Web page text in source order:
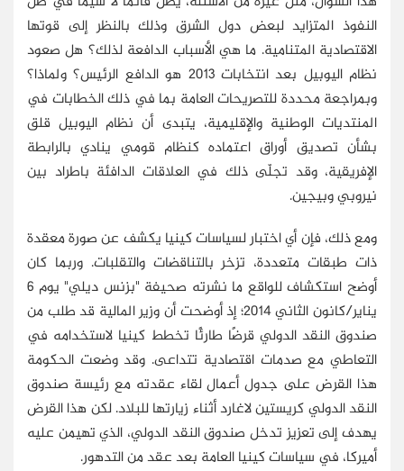
النفوذ المتزايد لبعض دول الشرق وذلك بالنظر إلى قوتها
الاقتصادية المتنامية. ما هي الأسباب الدافعة لذلك؟ هل صعود
نظام اليوبيل بعد انتخابات 2013 هو الدافع الرئيس؟ ولماذا؟
وبمراجعة محددة للتصريحات العامة بما في ذلك الخطابات في
المنتديات الوطنية والإقليمية، يتبدى أن نظام اليوبيل قلق
بشأن تصديق أوراق اعتماده كنظام قومي ينادي بالرابطة
الإفريقية، وقد تجلّى ذلك في العلاقات الدافئة باطراد بين
نيروبي وبيجين.
ومع ذلك، فإن أي اختبار لسياسات كينيا يكشف عن صورة معقدة
ذات طبقات متعددة، تزخر بالتناقضات والتقلبات. وربما كان
أوضح استكشاف للواقع ما نشرته صحيفة "بزنس ديلي" يوم 6
يناير/كانون الثاني 2014؛ إذ أوضحت أن وزير المالية قد طلب من
صندوق النقد الدولي قرضًا طارئًا تخطط كينيا لاستخدامه في
التعاطي مع صدمات اقتصادية تتداعى. وقد وضعت الحكومة
هذا القرض على جدول أعمال لقاء عقدته مع رئيسة صندوق
النقد الدولي كريستين لاغارد أثناء زيارتها للبلاد. لكن هذا القرض
يهدف إلى تعزيز تدخل صندوق النقد الدولي، الذي تهيمن عليه
أميركا، في سياسات كينيا العامة بعد عقد من التدهور.